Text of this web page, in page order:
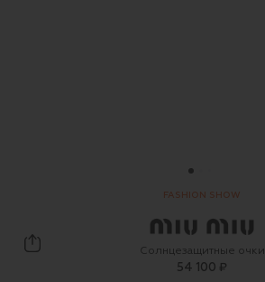
FASHION SHOW
Miu Miu
Солнцезащитные очки
54 100 ₽